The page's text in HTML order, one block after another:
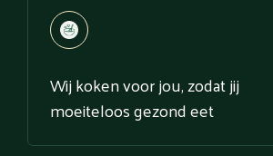
Wij koken voor jou, zodat jij
moeiteloos gezond eet